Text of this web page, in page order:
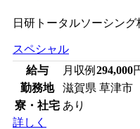
日研トータルソーシン
スペシャル
給与
月収例 294,000
勤務地
滋賀県 草津市
寮・社宅 あり
詳しく